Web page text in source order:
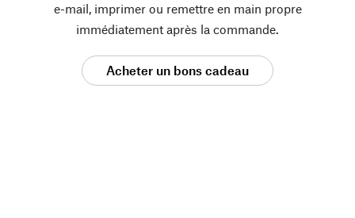
e-mail, imprimer ou remettre en main propre
immédiatement après la commande.
Acheter un bons cadeau